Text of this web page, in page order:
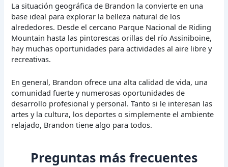
La situación geográfica de Brandon la convierte en una
base ideal para explorar la belleza natural de los
alrededores. Desde el cercano Parque Nacional de Riding
Mountain hasta las pintorescas orillas del río Assiniboine,
hay muchas oportunidades para actividades al aire libre y
recreativas.
En general, Brandon ofrece una alta calidad de vida, una
comunidad fuerte y numerosas oportunidades de
desarrollo profesional y personal. Tanto si le interesan las
artes y la cultura, los deportes o simplemente el ambiente
relajado, Brandon tiene algo para todos.
Preguntas más frecuentes